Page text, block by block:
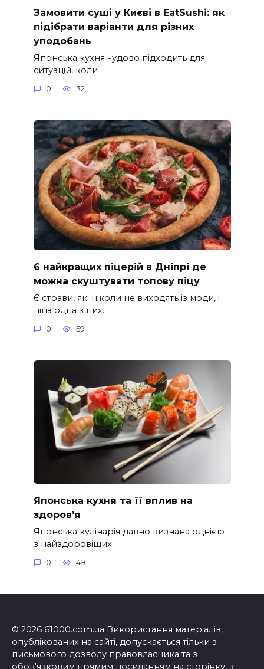
Замовити суші у Києві в EatSushi: як
підібрати варіанти для різних
уподобань
Японська кухня чудово підходить для
ситуацій, коли
0 32
6 найкращих піцерій в Дніпрі де
можна скуштувати топову піцу
Є страви, які ніколи не виходять із моди, і
піца одна з них.
0 59
Японська кухня та її вплив на
здоров’я
Японська кулінарія давно визнана однією
з найздоровіших
0 49
© 2026 61000.com.ua Використання матеріалів,
опублікованих на сайті, допускається тільки з
письмового дозволу правовласника та з
обов'язковим прямим посиланням на сторінку, з